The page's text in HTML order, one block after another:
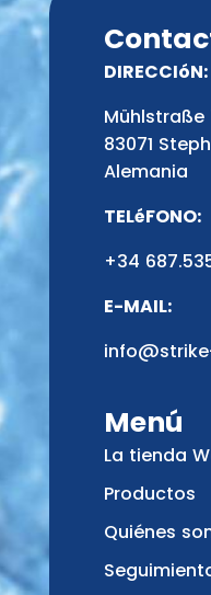
DIRECCIóN:
Mühlstraße
83071
Alemania
TELéFONO:
+34
E-MAIL:
Menú
La tienda
Productos
Quiénes